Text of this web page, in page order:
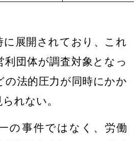
に展開されており、これ
利団体が調査対象となっ
の法的圧力が同時にかか
れない。
の事件ではなく 、 労働